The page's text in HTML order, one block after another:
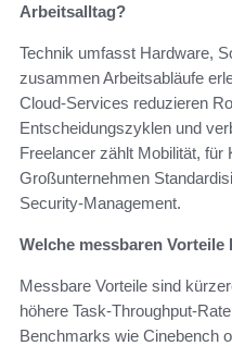
Arbeitsalltag?
Technik umfasst Hardware,
zusammen Arbeitsabläufe
Cloud‑Services reduzieren
Entscheidungszyklen und
Freelancer zählt Mobilität,
Großunternehmen
Security‑Management.
Welche messbaren
Messbare Vorteile sind
höhere
Benchmarks wie Cinebench